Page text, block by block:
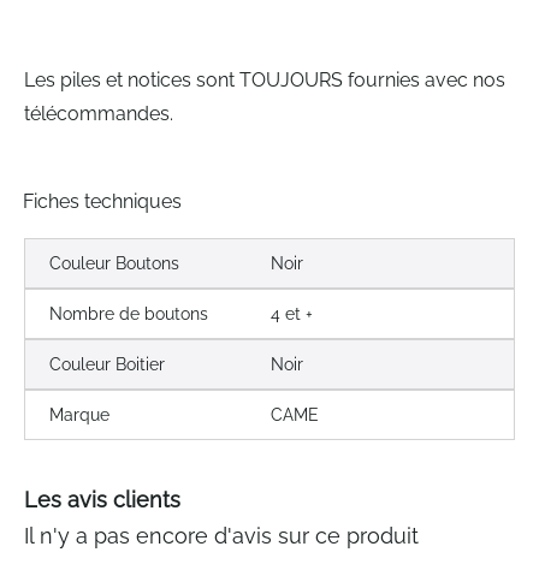
Les piles et notices sont TOUJOURS fournies avec nos
télécommandes.
Fiches techniques
Couleur Boutons Noir
Nombre de boutons 4 et +
Couleur Boitier Noir
Marque CAME
Les avis clients
Il n'y a pas encore d'avis sur ce produit